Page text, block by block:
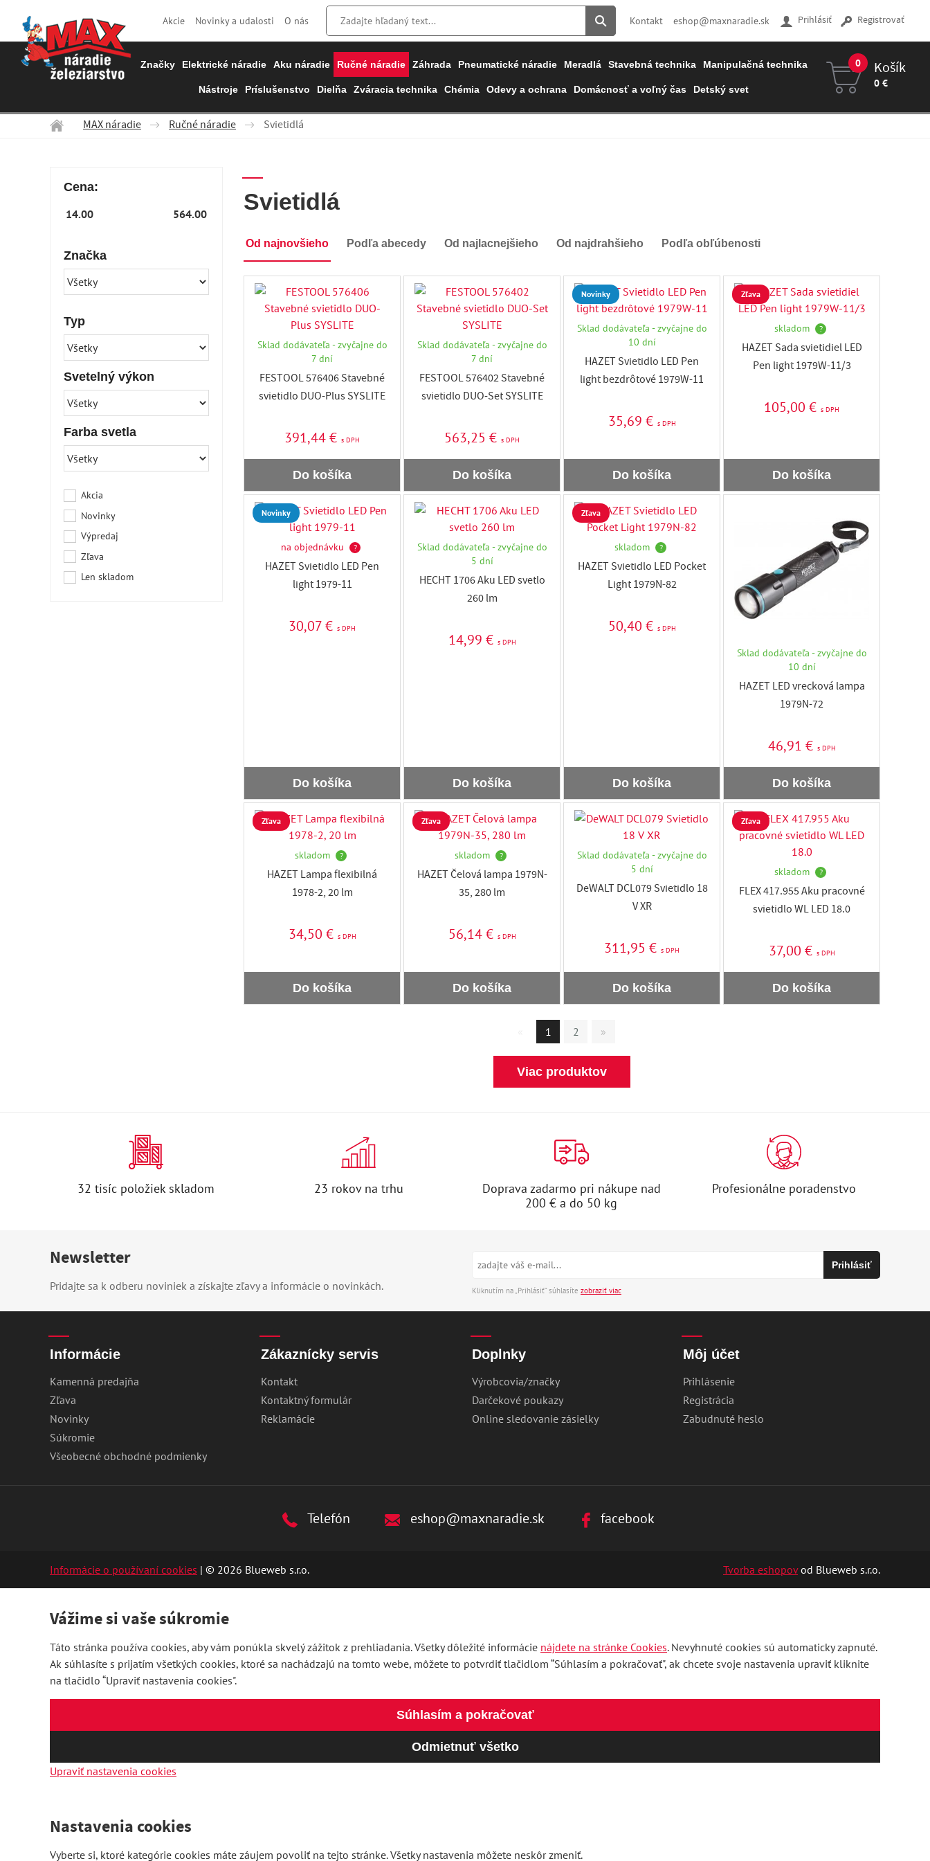
Akcie Novinky a udalosti O nás Kontakt eshop@maxnaradie.sk Prihlásiť Registrovať
0 Košík
0 €
Značky Elektrické náradie Aku náradie Ručné náradie Záhrada Pneumatické náradie Meradlá Stavebná technika Manipulačná technika
Nástroje Príslušenstvo Dielňa Zváracia technika Chémia Odevy a ochrana Domácnosť a voľný čas Detský svet
MAX náradie Ručné náradie Svietidlá
Cena:
Značka
Typ
Svetelný výkon
Farba svetla
Akcia
Novinky
Výpredaj
Zľava
Len skladom
Svietidlá
Od najnovšieho Podľa abecedy Od najlacnejšieho Od najdrahšieho Podľa obľúbenosti
Sklad dodávateľa - zvyčajne do
7 dní
FESTOOL 576406 Stavebné
svietidlo DUO-Plus SYSLITE
391,44 € s DPH
Do košíka
Sklad dodávateľa - zvyčajne do
7 dní
FESTOOL 576402 Stavebné
svietidlo DUO-Set SYSLITE
563,25 € s DPH
Do košíka
Novinky
Sklad dodávateľa - zvyčajne do
10 dní
HAZET Svietidlo LED Pen
light bezdrôtové 1979W-11
35,69 € s DPH
Do košíka
Zľava
skladom ?
HAZET Sada svietidiel LED
Pen light 1979W-11/3
105,00 € s DPH
Do košíka
Novinky
na objednávku ?
HAZET Svietidlo LED Pen
light 1979-11
30,07 € s DPH
Do košíka
Sklad dodávateľa - zvyčajne do
5 dní
HECHT 1706 Aku LED svetlo
260 lm
14,99 € s DPH
Do košíka
Zľava
skladom ?
HAZET Svietidlo LED Pocket
Light 1979N-82
50,40 € s DPH
Do košíka
Sklad dodávateľa - zvyčajne do
10 dní
HAZET LED vrecková lampa
1979N-72
46,91 € s DPH
Do košíka
Zľava
skladom ?
HAZET Lampa flexibilná
1978-2, 20 lm
34,50 € s DPH
Do košíka
Zľava
skladom ?
HAZET Čelová lampa 1979N-
35, 280 lm
56,14 € s DPH
Do košíka
Sklad dodávateľa - zvyčajne do
5 dní
DeWALT DCL079 Svietidlo 18
V XR
311,95 € s DPH
Do košíka
Zľava
skladom ?
FLEX 417.955 Aku pracovné
svietidlo WL LED 18.0
37,00 € s DPH
Do košíka
1 2 »
Viac produktov
32 tisíc položiek skladom 23 rokov na trhu
Doprava zadarmo pri nákupe nad
200 € a do 50 kg
Profesionálne poradenstvo
Newsletter
Pridajte sa k odberu noviniek a získajte zľavy a informácie o novinkách. Kliknutím na „Prihlásiť“ súhlasíte zobraziť viac
Informácie
Kamenná predajňa
Zľava
Novinky
Súkromie
Všeobecné obchodné podmienky
Zákaznícky servis
Kontakt
Kontaktný formulár
Reklamácie
Doplnky
Výrobcovia/značky
Darčekové poukazy
Online sledovanie zásielky
Môj účet
Prihlásenie
Registrácia
Zabudnuté heslo
Telefón eshop@maxnaradie.sk facebook
Informácie o používaní cookies | © 2026 Blueweb s.r.o. Tvorba eshopovod Blueweb s.r.o.
Vážime si vaše súkromie
Táto stránka používa cookies, aby vám ponúkla skvelý zážitok z prehliadania. Všetky dôležité informácie nájdete na stránke Cookies. Nevyhnuté cookies sú automaticky zapnuté.
Ak súhlasíte s prijatím všetkých cookies, ktoré sa nachádzajú na tomto webe, môžete to potvrdiť tlačidlom “Súhlasím a pokračovať", ak chcete svoje nastavenia upraviť kliknite
na tlačidlo “Upraviť nastavenia cookies".
Súhlasím a pokračovať
Odmietnuť všetko
Upraviť nastavenia cookies
Nastavenia cookies
Vyberte si, ktoré kategórie cookies máte záujem povoliť na tejto stránke. Všetky nastavenia môžete neskôr zmeniť.